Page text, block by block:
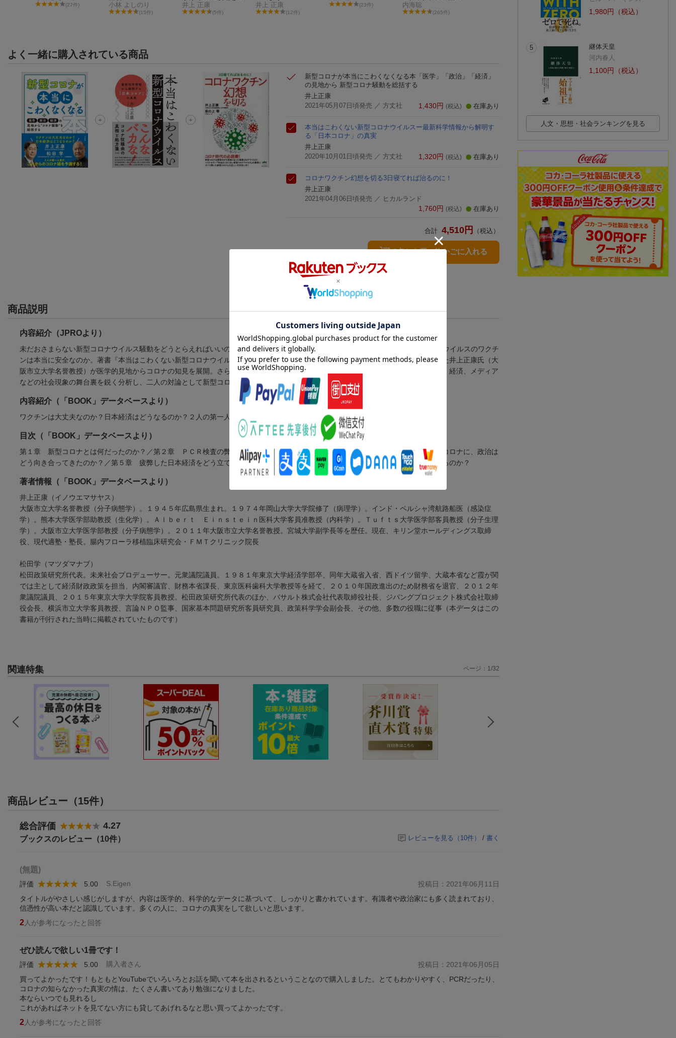
(27件)
小林 よしのり
(15件)
びかけるのか？
井上 正康
(5件)
井上 正康
(12件)
(23件)
体 本当は怖くない
新型コロナウイルス
内海聡
(265件)
ならない
大橋眞
(9件)
を聞け
よく一緒に購入されている商品
新型コロナが本当にこわくなくなる本 「医学」「政治」「経済」
の見地から 新型コロナ騒動を総括する
井上正康
2021年05月07日頃発売 ／ 方丈社 1,430円 (税込) 在庫あり
本当はこわくない新型コロナウイルスー最新科学情報から解明す
る「日本コロナ」の真実
井上正康
2020年10月01日頃発売 ／ 方丈社 1,320円 (税込) 在庫あり
コロナワクチン幻想を切る3日寝てれば治るのに！
井上正康
2021年04月06日頃発売 ／ ヒカルランド
1,760円 (税込) 在庫あり
合計 4,510 円 （税込）
3点とも買い物かごに入れる
商品説明
内容紹介（JPROより）
未だおさまらない新型コロナウイルス騒動をどうとらえればいいのかーー。PCR検査は本当に必要なのか。やっと始まった新型コロナウイルスのワクチ
ンは本当に安全なのか。著書『本当はこわくない新型コロナウイルス』（小社刊）で新型コロナウイルスの「正しい怖がり方」を説いた井上正康氏（大
阪市立大学名誉教授）が医学的見地からコロナの知見を展開。さらには、松田学氏が新型コロナ騒動で大きく様変わりした日本の政治、経済、メディア
などの社会現象の舞台裏を鋭く分析し、二人の対論として新型コロナウイルスに対する考え方を紹介する。
内容紹介（「BOOK」データベースより）
ワクチンは大丈夫なのか？日本経済はどうなるのか？２人の第一人者が、これからのコロナ禍を予測する！
目次（「BOOK」データベースより）
第１章 新型コロナとは何だったのか？／第２章 ＰＣＲ検査の弊害／第３章 コロナワクチンの正体と今後の視野／第４章 新新型コロナに、政治は
どう向き合ってきたのか？／第５章 疲弊した日本経済をどう立て直すのか？／第６章 コロナ禍に翻弄された日本はこれからどうなるのか？
著者情報（「BOOK」データベースより）
井上正康（イノウエマサヤス）
大阪市立大学名誉教授（分子病態学）。１９４５年広島県生まれ。１９７４年岡山大学大学院修了（病理学）。インド・ペルシャ湾航路船医（感染症
学）。熊本大学医学部助教授（生化学）。Ａｌｂｅｒｔ Ｅｉｎｓｔｅｉｎ医科大学客員准教授（内科学）。Ｔｕｆｔｓ大学医学部客員教授（分子生理
学）。大阪市立大学医学部教授（分子病態学）。２０１１年大阪市立大学名誉教授。宮城大学副学長等を歴任。現在、キリン堂ホールディングス取締
役、現代適塾・塾長。腸内フローラ移植臨床研究会・ＦＭＴクリニック院長
松田学（マツダマナブ）
松田政策研究所代表。未来社会プロデューサー。元衆議院議員。１９８１年東京大学経済学部卒、同年大蔵省入省、西ドイツ留学、大蔵本省など霞が関
では主として経済財政政策を担当、内閣審議官、財務本省課長、東京医科歯科大学教授等を経て、２０１０年国政進出のため財務省を退官、２０１２年
衆議院議員、２０１５年東京大学大学院客員教授。松田政策研究所代表のほか、バサルト株式会社代表取締役社長、ジパングプロジェクト株式会社取締
役会長、横浜市立大学客員教授、言論ＮＰＯ監事、国家基本問題研究所客員研究員、政策科学学会副会長、その他、多数の役職に従事（本データはこの
書籍が刊行された当時に掲載されていたものです）
関連特集 ページ：1/32
商品レビュー（15件）
総合評価 4.27
ブックスのレビュー（10件） レビューを見る（ 10件） / 書く
(無題)
S.Eigen
評価 5.00
投稿日：2021年06月11日
タイトルがやさしい感じがしますが、内容は医学的、科学的なデータに基づいて、しっかりと書かれています。有識者や政治家にも多く読まれており、
信憑性が高い本だと認識しています。多くの人に、コロナの真実をして欲しいと思います。
2 人が参考になったと回答
ぜひ読んで欲しい1冊です！
購入者さん
評価 5.00
投稿日：2021年06月05日
買ってよかったです！もともとYouTubeでいろいろとお話を聞いて本を出されるということなので購入しました。とてもわかりやすく、PCRだったり、
コロナの知らなかった真実の情は、たくさん書いてあり勉強になりました。
本ならいつでも見れるし
これがあればネットを見てない方にも貸してあげれるなと思い買ってよかったです。
2 人が参考になったと回答
1,980円（税込）
5
継体天皇
河内春人
1,100円（税込）
人文・思想・社会ランキングを見る